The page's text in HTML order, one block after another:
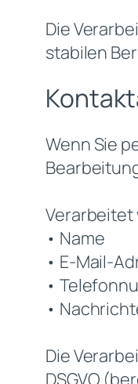
Die
stabilen
Wenn Sie
Verarbeitet
• Name
• E-Mail-
•
•
Die